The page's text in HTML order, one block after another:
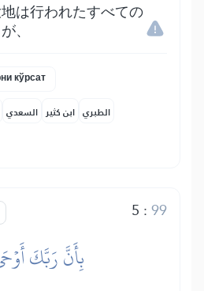
は行われたすべての
、
кўрсат
السعدي ابن كثير الطبري
5 :99
بِأَنَّ رَبَّكَ